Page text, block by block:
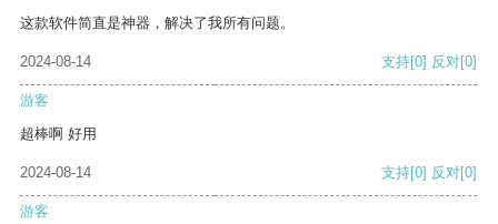
这款软件简直是神器，解决了我所有问题。
2024-08-14 支持[0] 反对[0]
游客
超棒啊 好用
2024-08-14 支持[0] 反对[0]
游客